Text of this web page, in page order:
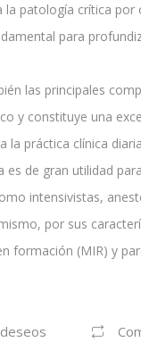
la patología crítica por
para
las principales
y constituye una
la práctica clínica
es de gran utilidad
intensivistas,
por sus
formación (MIR) y